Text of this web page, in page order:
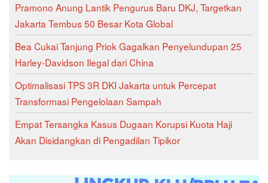
Pramono Anung Lantik Pengurus Baru DKJ, Targetkan
Jakarta Tembus 50 Besar Kota Global
Bea Cukai Tanjung Priok Gagalkan Penyelundupan 25
Harley-Davidson Ilegal dari China
Optimalisasi TPS 3R DKI Jakarta untuk Percepat
Transformasi Pengelolaan Sampah
Empat Tersangka Kasus Dugaan Korupsi Kuota Haji
Akan Disidangkan di Pengadilan Tipikor